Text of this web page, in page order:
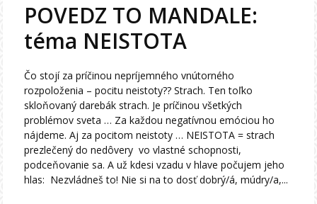
POVEDZ TO MANDALE:
téma NEISTOTA
Čo stojí za príčinou nepríjemného vnútorného
rozpoloženia – pocitu neistoty?? Strach. Ten toľko
skloňovaný darebák strach. Je príčinou všetkých
problémov sveta … Za každou negatívnou emóciou ho
nájdeme. Aj za pocitom neistoty … NEISTOTA = strach
prezlečený do nedôvery vo vlastné schopnosti,
podceňovanie sa. A už kdesi vzadu v hlave počujem jeho
hlas: Nezvládneš to! Nie si na to dosť dobrý/á, múdry/a,...